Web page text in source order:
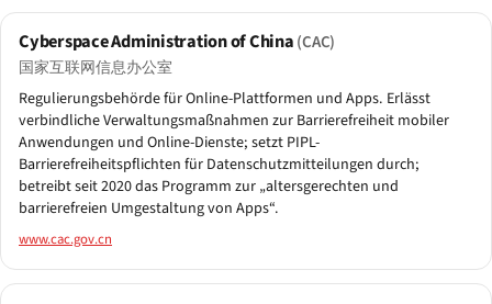
Cyberspace Administration of China(CAC)
国家互联网信息办公室
Regulierungsbehörde für Online-Plattformen und Apps. Erlässt
verbindliche Verwaltungsmaßnahmen zur Barrierefreiheit mobiler
Anwendungen und Online-Dienste; setzt PIPL-
Barrierefreiheitspflichten für Datenschutzmitteilungen durch;
betreibt seit 2020 das Programm zur „altersgerechten und
barrierefreien Umgestaltung von Apps“.
www.cac.gov.cn